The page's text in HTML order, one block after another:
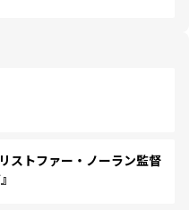
ストファー・ノーラン監督